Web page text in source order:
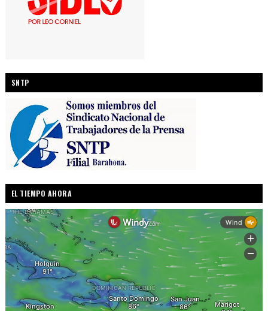
SNTP
EL TIEMPO AHORA